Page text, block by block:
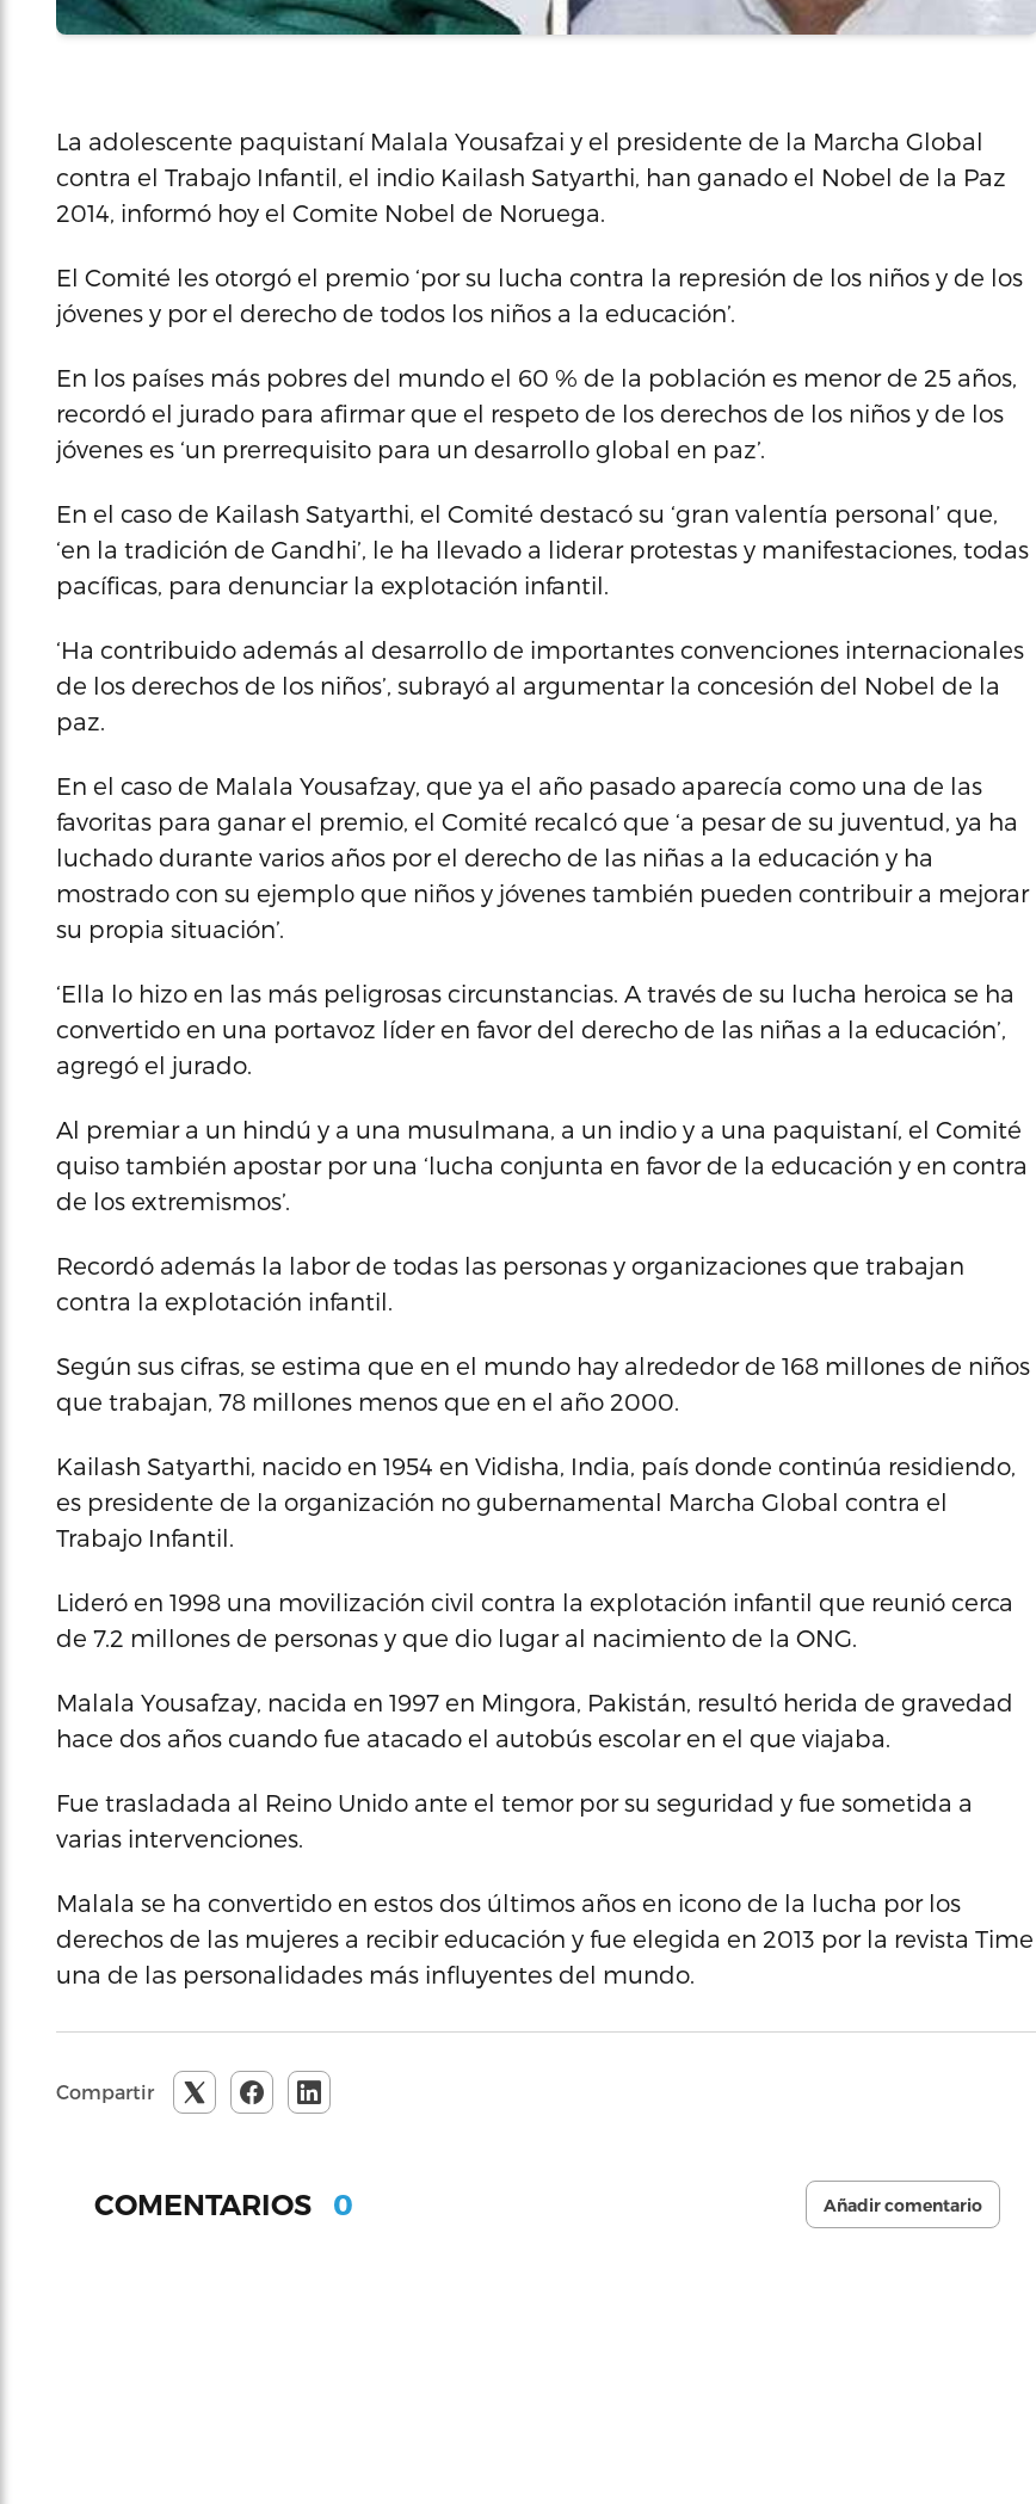
La adolescente paquistaní Malala Yousafzai y el presidente de la Marcha Global
contra el Trabajo Infantil, el indio Kailash Satyarthi, han ganado el Nobel de la Paz
2014, informó hoy el Comite Nobel de Noruega.
El Comité les otorgó el premio ‘por su lucha contra la represión de los niños y de los
jóvenes y por el derecho de todos los niños a la educación’.
En los países más pobres del mundo el 60 % de la población es menor de 25 años,
recordó el jurado para afirmar que el respeto de los derechos de los niños y de los
jóvenes es ‘un prerrequisito para un desarrollo global en paz’.
En el caso de Kailash Satyarthi, el Comité destacó su ‘gran valentía personal’ que,
‘en la tradición de Gandhi’, le ha llevado a liderar protestas y manifestaciones, todas
pacíficas, para denunciar la explotación infantil.
‘Ha contribuido además al desarrollo de importantes convenciones internacionales
de los derechos de los niños’, subrayó al argumentar la concesión del Nobel de la
paz.
En el caso de Malala Yousafzay, que ya el año pasado aparecía como una de las
favoritas para ganar el premio, el Comité recalcó que ‘a pesar de su juventud, ya ha
luchado durante varios años por el derecho de las niñas a la educación y ha
mostrado con su ejemplo que niños y jóvenes también pueden contribuir a mejorar
su propia situación’.
‘Ella lo hizo en las más peligrosas circunstancias. A través de su lucha heroica se ha
convertido en una portavoz líder en favor del derecho de las niñas a la educación’,
agregó el jurado.
Al premiar a un hindú y a una musulmana, a un indio y a una paquistaní, el Comité
quiso también apostar por una ‘lucha conjunta en favor de la educación y en contra
de los extremismos’.
Recordó además la labor de todas las personas y organizaciones que trabajan
contra la explotación infantil.
Según sus cifras, se estima que en el mundo hay alrededor de 168 millones de niños
que trabajan, 78 millones menos que en el año 2000.
Kailash Satyarthi, nacido en 1954 en Vidisha, India, país donde continúa residiendo,
es presidente de la organización no gubernamental Marcha Global contra el
Trabajo Infantil.
Lideró en 1998 una movilización civil contra la explotación infantil que reunió cerca
de 7.2 millones de personas y que dio lugar al nacimiento de la ONG.
Malala Yousafzay, nacida en 1997 en Mingora, Pakistán, resultó herida de gravedad
hace dos años cuando fue atacado el autobús escolar en el que viajaba.
Fue trasladada al Reino Unido ante el temor por su seguridad y fue sometida a
varias intervenciones.
Malala se ha convertido en estos dos últimos años en icono de la lucha por los
derechos de las mujeres a recibir educación y fue elegida en 2013 por la revista Time
una de las personalidades más influyentes del mundo.
Compartir
COMENTARIOS 0 Añadir comentario